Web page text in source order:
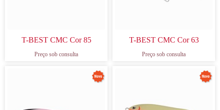
T-BEST CMC Cor 85
Preço sob consulta
T-BEST CMC Cor 63
Preço sob consulta